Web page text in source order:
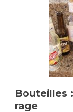
Bouteilles
rage